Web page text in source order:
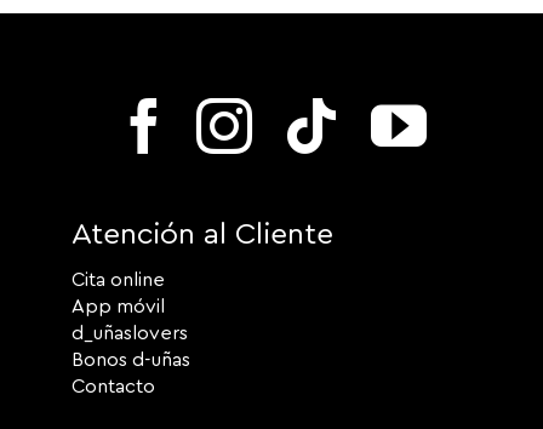
Atención al Cliente
Cita online
App móvil
d_uñaslovers
Bonos d-uñas
Contacto